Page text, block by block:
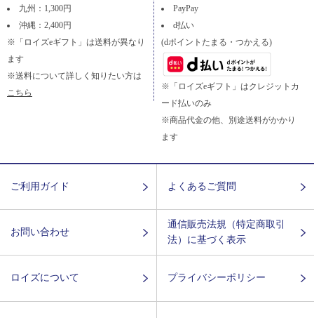
九州：1,300円
沖縄：2,400円
※「ロイズeギフト」は送料が異なり
ます
※送料について詳しく知りたい方は
こちら
PayPay
d払い
(dポイントたまる・つかえる)
※「ロイズeギフト」はクレジットカ
ード払いのみ
※商品代金の他、別途送料がかかり
ます
ご利用ガイド よくあるご質問
お問い合わせ
通信販売法規（特定商取引
法）に基づく表示
ロイズについて プライバシーポリシー